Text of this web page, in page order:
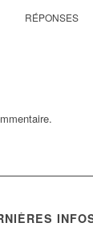
RÉPONSES